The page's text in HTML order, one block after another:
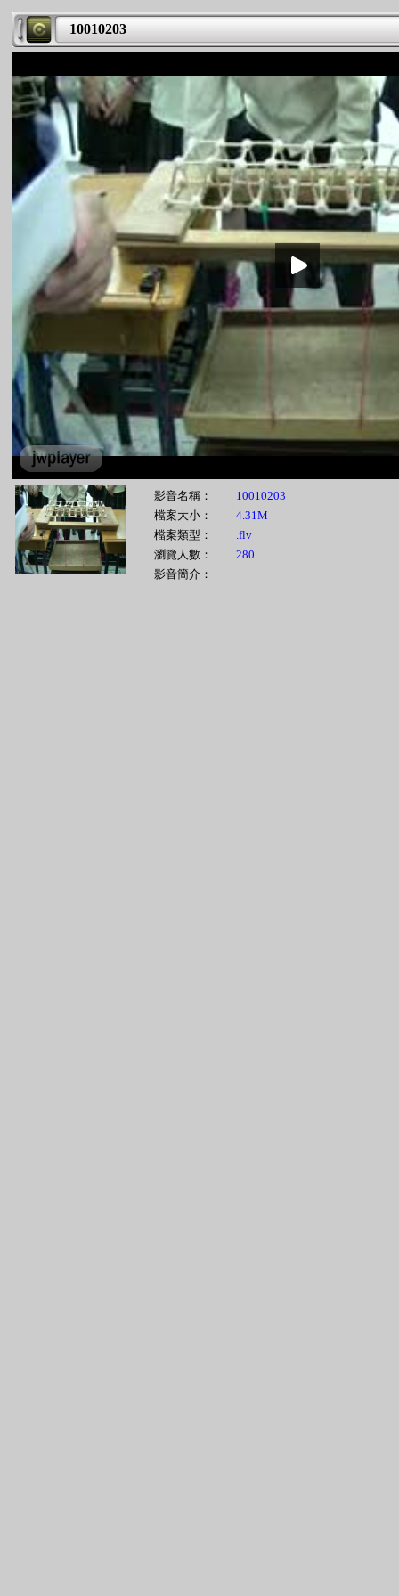
10010203
影音名稱：
10010203
檔案大小：
4.31M
檔案類型：
.flv
瀏覽人數：
280
影音簡介：